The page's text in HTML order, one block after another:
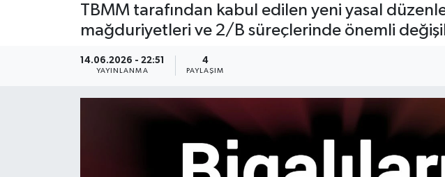
TBMM tarafından kabul edilen yeni yasal
mağduriyetleri ve 2/B süreçlerinde önemli
14.06.2026 - 22:51
YAYINLANMA
4
PAYLAŞIM
Son Dakika Haberleri
Haber Arşivi